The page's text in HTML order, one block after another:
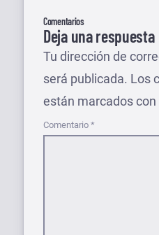
Comentarios
Deja una respuesta
Tu dirección de
será publicada. Los
están marcados con
Comentario *